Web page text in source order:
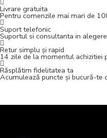
Livrare gratuita
Pentru comenzile mai mari de
Suport telefonic
Suportul si consultanta in
Retur simplu și rapid
14 zile de la momentul achizitiei
Răsplătim fidelitatea ta
Acumulează puncte și bucură-te